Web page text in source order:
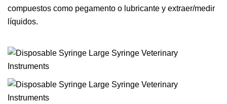
compuestos como pegamento o lubricante y extraer/medir
líquidos.